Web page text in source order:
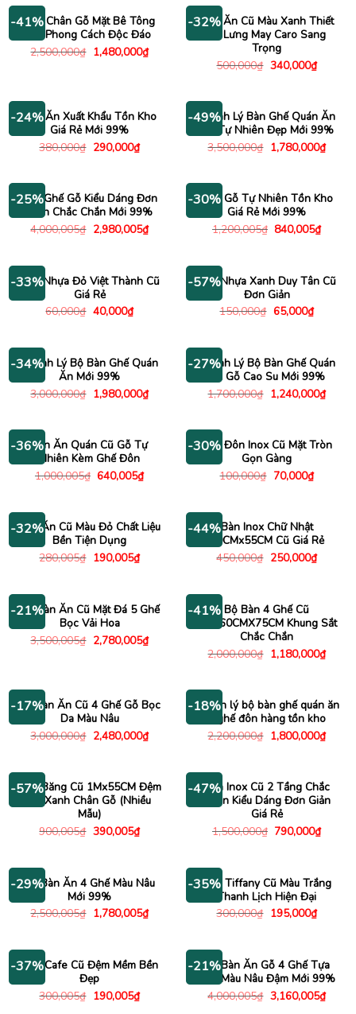
270,000₫.
-41%
Bàn Chân Gỗ Mặt Bê Tông
Cũ Phong Cách Độc Đáo
2,500,000₫ Giá
gốc
1,480,000₫Giá
hiện
-32%
Ghế Ăn Cũ Màu Xanh Thiết
Kế Lưng May Caro Sang
Trọng
500,000₫ Giá
340,000₫Giá
hiện
-24%
Ghế Ăn Xuất Khẩu Tồn Kho
Giá Rẻ Mới 99%
380,000₫ Giá
290,000₫Giá
hiện
290,000₫.
-49%
Thanh Lý Bàn Ghế Quán Ăn
Gỗ Tự Nhiên Đẹp Mới 99%
3,500,000₫ Giá
gốc
1,780,000₫Giá
hiện
-25%
Bàn Ghế Gỗ Kiểu Dáng Đơn
Giản Chắc Chắn Mới 99%
4,000,005₫ Giá
gốc
2,980,005₫Giá
hiện
2,980,005₫.
-30%
Ghế Gỗ Tự Nhiên Tồn Kho
Giá Rẻ Mới 99%
1,200,005₫ Giá
840,005₫Giá
hiện
-33%
Ghế Nhựa Đỏ Việt Thành Cũ
Giá Rẻ
60,000₫ Giá
gốc
40,000₫Giá
hiện
-57%
Ghế Nhựa Xanh Duy Tân Cũ
Đơn Giản
150,000₫ Giá
gốc
65,000₫Giá
hiện
-34%
Thanh Lý Bộ Bàn Ghế Quán
Ăn Mới 99%
3,000,000₫ Giá
gốc
1,980,000₫Giá
hiện
1,980,000₫.
-27%
Thanh Lý Bộ Bàn Ghế Quán
Ăn Gỗ Cao Su Mới 99%
1,700,000₫ Giá
gốc
1,240,000₫Giá
hiện
-36%Bàn Ăn Quán Cũ Gỗ Tự
Nhiên Kèm Ghế Đôn
1,000,005₫ Giá
640,005₫Giá
hiện
640,005₫.
-30%
Ghế Đôn Inox Cũ Mặt Tròn
Gọn Gàng
100,000₫ Giá
gốc
70,000₫Giá
hiện
-32%
Ghế Ăn Cũ Màu Đỏ Chất Liệu
Bền Tiện Dụng
280,005₫ Giá
190,005₫Giá
hiện
190,005₫.
-44%Bàn Inox Chữ Nhật
90CMx55CM Cũ Giá Rẻ
450,000₫ Giá
250,000₫Giá
hiện
-21%
Bộ Bàn Ăn Cũ Mặt Đá 5 Ghế
Bọc Vải Hoa
3,500,005₫ Giá
gốc
2,780,005₫Giá
hiện
-41% Bộ Bàn 4 Ghế Cũ
1MX60CMX75CM Khung Sắt
Chắc Chắn
2,000,000₫ Giá
gốc
1,180,000₫Giá
hiện
-17%
Bộ Bàn Ăn Cũ 4 Ghế Gỗ Bọc
Da Màu Nâu
3,000,000₫ Giá
gốc
2,480,000₫Giá
hiện
2,480,000₫.
-18%
Thanh lý bộ bàn ghế quán ăn
6 ghế đôn hàng tồn kho
2,200,000₫ Giá
gốc
1,800,000₫Giá
hiện
-57%
Ghế Băng Cũ 1Mx55CM Đệm
Da Xanh Chân Gỗ (Nhiều
Mẫu)
900,005₫ Giá
390,005₫Giá
hiện
390,005₫.
-47%Bàn Inox Cũ 2 Tầng Chắc
Chắn Kiểu Dáng Đơn Giản
Giá Rẻ
1,500,000₫ Giá
790,000₫Giá
hiện
-29%
Bộ Bàn Ăn 4 Ghế Màu Nâu
Mới 99%
2,500,005₫ Giá
gốc
1,780,005₫Giá
hiện
1,780,005₫.
-35%
Ghế Tiffany Cũ Màu Trắng
Thanh Lịch Hiện Đại
300,000₫ Giá
195,000₫Giá
hiện
-37%
Ghế Cafe Cũ Đệm Mềm Bền
Đẹp
300,005₫ Giá
190,005₫Giá
hiện
-21%Bộ Bàn Ăn Gỗ 4 Ghế Tựa
Nan Màu Nâu Đậm Mới 99%
4,000,005₫ Giá
gốc
3,160,005₫Giá
hiện